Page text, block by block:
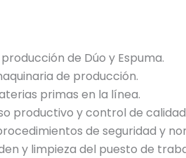
de Dúo y Espuma.
de producción.
primas en la línea.
productivo y control de
de seguridad y
y limpieza del puesto de